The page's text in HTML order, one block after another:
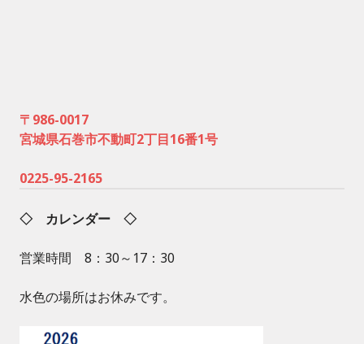
〒986-0017
宮城県石巻市不動町2丁目16番1号
0225-95-2165
◇ カレンダー ◇
営業時間 8：30～17：30
水色の場所はお休みです。